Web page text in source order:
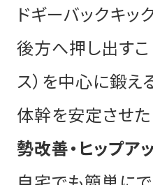
ドギーバックキ
後方へ押し出すこ
ス）を中心に鍛え
体幹を安定させた
勢改善・ヒップア